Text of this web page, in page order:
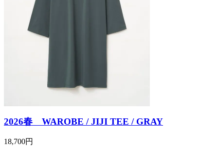
2026春 WAROBE / JIJI TEE / GRAY
18,700円